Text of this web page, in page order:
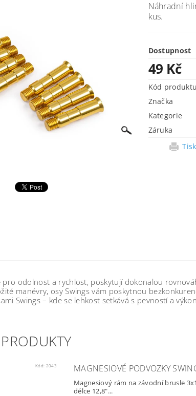
Náhradní
kus.
Dostupnost
49 Kč
Kód produktu
Značka
Kategorie
Záruka
Tisk
pro odolnost a rychlost, poskytují dokonalou
manévry, osy Swings ​​vám poskytnou
Swings – kde se lehkost setkává s pevností a
Kód: 2043 MAGNESIOVÉ PODVOZKY
Magnesiový rám na závodní brusle
délce 12,8"...